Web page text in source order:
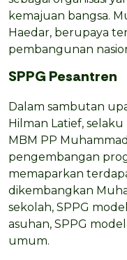
kemajuan bangsa.
Haedar, berupaya
pembangunan
SPPG Pesantren
Dalam sambutan
Hilman Latief,
MBM PP
pengembangan
memaparkan
dikembangkan
sekolah, SPPG
asuhan, SPPG
umum.